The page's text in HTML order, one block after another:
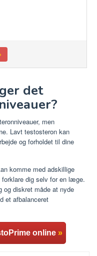
det
men
Lavt testosteron kan
og forholdet til dine
komme med adskillige
forklare dig selv for en læge.
og diskret måde at nyde
et afbalanceret
online »